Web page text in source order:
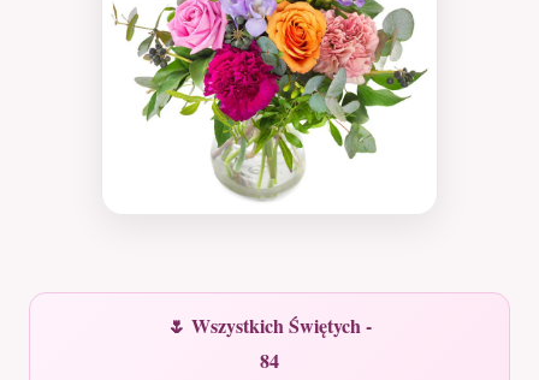
🌷 Wszystkich Świętych -
84